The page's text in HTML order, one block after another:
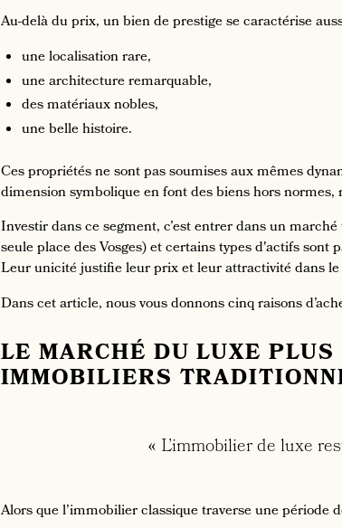
Au-delà du prix, un bien de prestige se caractérise
une localisation rare,
une architecture remarquable,
des matériaux nobles,
une belle histoire.
Ces propriétés ne sont pas soumises aux mêmes
dimension symbolique en font des biens hors
Investir dans ce segment, c’est entrer dans un
seule place des Vosges) et certains types d'actifs
Leur unicité justifie leur prix et leur attractivité dans
Dans cet article, nous vous donnons cinq raisons
LE MARCHÉ DU LUXE
IMMOBILIERS
« L’immobilier de luxe
Alors que l’immobilier classique traverse une